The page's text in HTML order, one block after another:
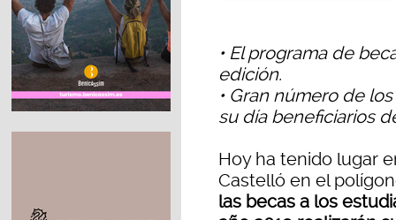
• El programa de
edición.
• Gran número de
su día beneficiarios
Hoy ha tenido lugar
Castelló en el
las becas a los